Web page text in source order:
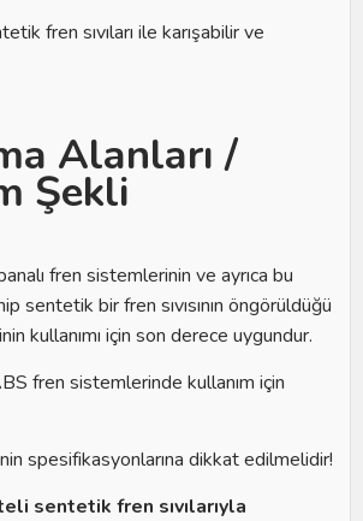
fren sıvıları ile karışabilir ve
Alanları /
Şekli
fren sistemlerinin ve ayrıca bu
sentetik bir fren sıvısının öngörüldüğü
kullanımı için son derece uygundur.
fren sistemlerinde kullanım için
spesifikasyonlarına dikkat edilmelidir!
sentetik fren sıvılarıyla